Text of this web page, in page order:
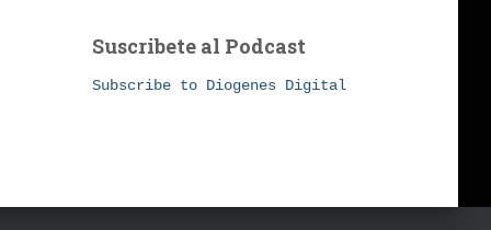
Suscribete al Podcast
Subscribe to Diogenes Digital